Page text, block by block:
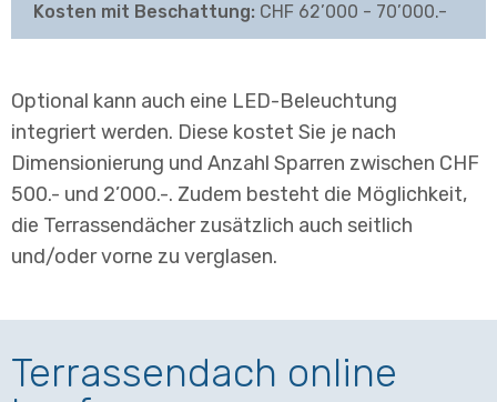
CHF 62’000 - 70’000.-
Optional kann auch eine LED-Beleuchtung
integriert werden. Diese kostet Sie je nach
Dimensionierung und Anzahl Sparren zwischen CHF
500.- und 2’000.-. Zudem besteht die Möglichkeit,
die Terrassendächer zusätzlich auch seitlich
und/oder vorne zu verglasen.
Terrassendach online